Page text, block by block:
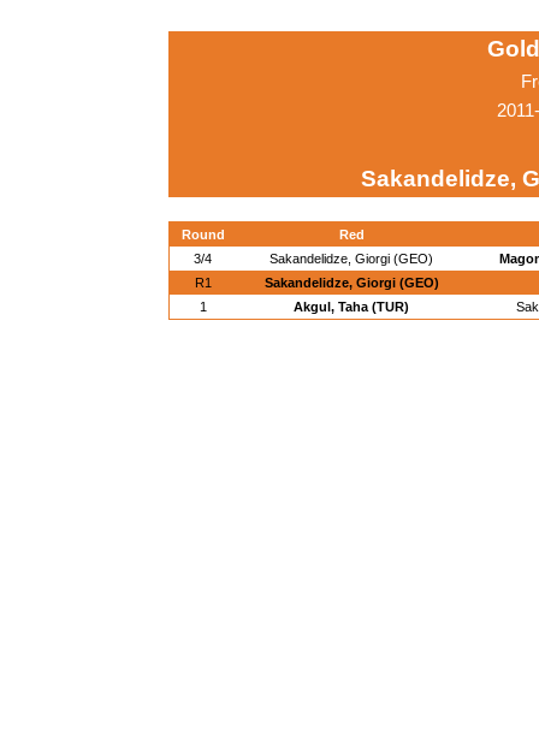
Sakandelidze,
Round
Red
3/4
Sakandelidze, Giorgi (GEO)
R1
Sakandelidze, Giorgi (GEO)
1
Akgul, Taha (TUR)